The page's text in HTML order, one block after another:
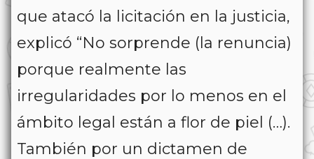
que atacó la licitación en la justicia,
explicó “No sorprende (la renuncia)
porque realmente las
irregularidades por lo menos en el
ámbito legal están a flor de piel (…).
También por un dictamen de